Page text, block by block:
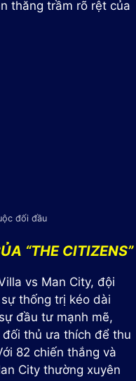
thăng trầm rõ rệt của
đối đầu
“THE CITIZENS”
vs Man City, đội
thống trị kéo dài
đầu tư mạnh mẽ,
thủ ưa thích để thu
82 chiến thắng và
City thường xuyên